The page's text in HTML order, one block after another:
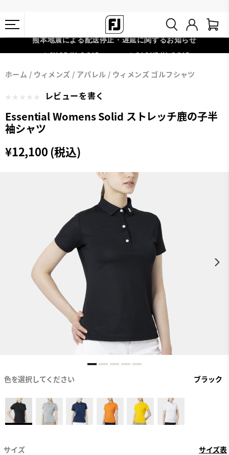
熊本地震による配送停止・遅延に関するお知らせ
11,000円
ホーム ウィメンズ アパレル ウィメンズ ゴルフシャツ
レビューを書く
Essential Womens Solid ストレッチ鹿の子半
袖シャツ
¥12,100 (税込)
色を選択してください ブラック
サイズ
サイズ表